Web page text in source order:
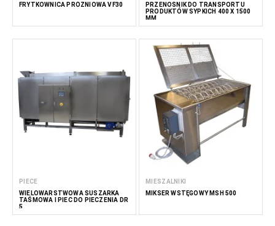
FRYTKOWNICA PRÓŻNIOWA VF30
PRZENOŚNIK DO TRANSPORTU
PRODUKTÓW SYPKICH 400 X 1500
MM
PIECE
WIELOWARSTWOWA SUSZARKA
TAŚMOWA I PIEC DO PIECZENIA DR
5
MIESZALNIKI
MIKSER WSTĘGOWY MSH 500